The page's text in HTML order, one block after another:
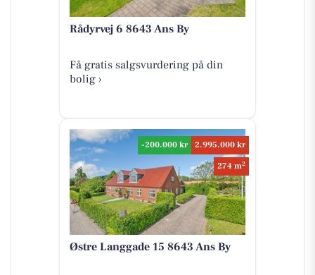
Rådyrvej 6 8643 Ans By
Få gratis salgsvurdering på din
bolig ›
-200.000 kr
2.995.000 kr
274 m2
Østre Langgade 15 8643 Ans By